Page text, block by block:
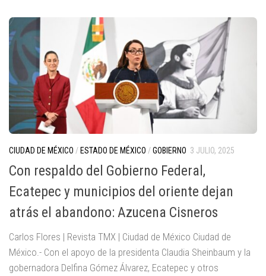
CIUDAD DE MÉXICO / ESTADO DE MÉXICO /GOBIERNO 3 JULIO, 2025
Con respaldo del Gobierno Federal,
Ecatepec y municipios del oriente dejan
atrás el abandono: Azucena Cisneros
Carlos Flores | Revista TMX | Ciudad de México Ciudad de
México.- Con el apoyo de la presidenta Claudia Sheinbaum y la
gobernadora Delfina Gómez Álvarez, Ecatepec y otros